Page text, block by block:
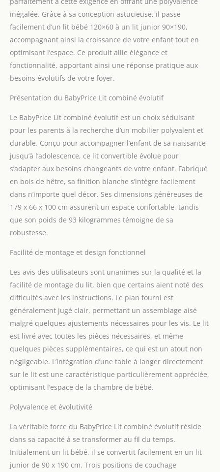
inégalée. Grâce à sa conception astucieuse, il passe
facilement d’un lit bébé 120×60 à un lit junior 90×190,
accompagnant ainsi la croissance de votre enfant tout en
optimisant l’espace. Ce produit allie élégance et
fonctionnalité, apportant ainsi une réponse pratique aux
besoins évolutifs de votre foyer.
Présentation du BabyPrice Lit combiné évolutif
Le BabyPrice Lit combiné évolutif est un choix séduisant
pour les parents à la recherche d’un mobilier polyvalent et
durable. Conçu pour accompagner l’enfant de sa naissance
jusqu’à l’adolescence, ce lit convertible évolue pour
s’adapter aux besoins changeants de votre enfant. Fabriqué
en bois de hêtre, sa finition blanche s’intègre facilement
dans n’importe quel décor. Ses dimensions généreuses de
179 x 66 x 100 cm assurent un espace confortable, tandis
que son poids de 93 kilogrammes témoigne de sa
robustesse.
Facilité de montage et design fonctionnel
Les avis des utilisateurs sont unanimes sur la qualité et la
facilité de montage du lit, bien que certains aient noté des
difficultés avec les instructions. Le plan fourni est
généralement jugé clair, permettant un assemblage aisé
malgré quelques ajustements nécessaires pour les vis. Le lit
est livré avec toutes les pièces nécessaires, et même
quelques pièces supplémentaires, ce qui est un atout non
négligeable. L’intégration d’une table à langer directement
sur le lit est une caractéristique particulièrement appréciée,
optimisant l’espace de la chambre de bébé.
Polyvalence et évolutivité
La véritable force du BabyPrice Lit combiné évolutif réside
dans sa capacité à se transformer au fil du temps.
Initialement un lit bébé, il se convertit facilement en un lit
junior de 90 x 190 cm. Trois positions de couchage